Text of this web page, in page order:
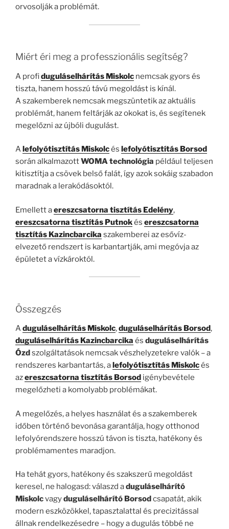
orvosolják a problémát.
Miért éri meg a professzionális segítség?
A profiduguláselhárítás Miskolc nemcsak gyors és
tiszta, hanem hosszú távú megoldást is kínál.
A szakemberek nemcsak megszüntetik az aktuális
problémát, hanem feltárják az okokat is, és segítenek
megelőzni az újbóli dugulást.
Alefolyótisztítás Miskolcés lefolyótisztítás Borsod
során alkalmazottWOMA technológia például teljesen
kitisztítja a csövek belső falát, így azok sokáig szabadon
maradnak a lerakódásoktól.
Emellett aereszcsatorna tisztítás Edelény,
ereszcsatorna tisztítás Putnokés ereszcsatorna
tisztítás Kazincbarcika szakemberei az esővíz-
elvezető rendszert is karbantartják, ami megóvja az
épületet a vízkároktól.
Összegzés
Aduguláselhárítás Miskolc,duguláselhárítás Borsod,
duguláselhárítás Kazincbarcika és duguláselhárítás
Ózdszolgáltatások nemcsak vészhelyzetekre valók – a
rendszeres karbantartás, alefolyótisztítás Miskolcés
azereszcsatorna tisztítás Borsod igénybevétele
megelőzheti a komolyabb problémákat.
A megelőzés, a helyes használat és a szakemberek
időben történő bevonása garantálja, hogy otthonod
lefolyórendszere hosszú távon is tiszta, hatékony és
problémamentes maradjon.
Ha tehát gyors, hatékony és szakszerű megoldást
keresel, ne halogasd: válaszd aduguláselhárító
Miskolcvagyduguláselhárító Borsodcsapatát, akik
modern eszközökkel, tapasztalattal és precizitással
állnak rendelkezésedre – hogy a dugulás többé ne